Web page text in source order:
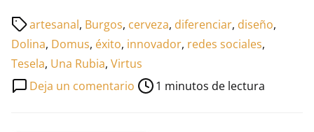
artesanal, Burgos, cerveza, diferenciar, diseño,
Dolina, Domus, éxito, innovador, redes sociales,
Tesela, Una Rubia, Virtus
Deja un comentario en
Tiempo
de
lectura
de
1 minutos de lectura